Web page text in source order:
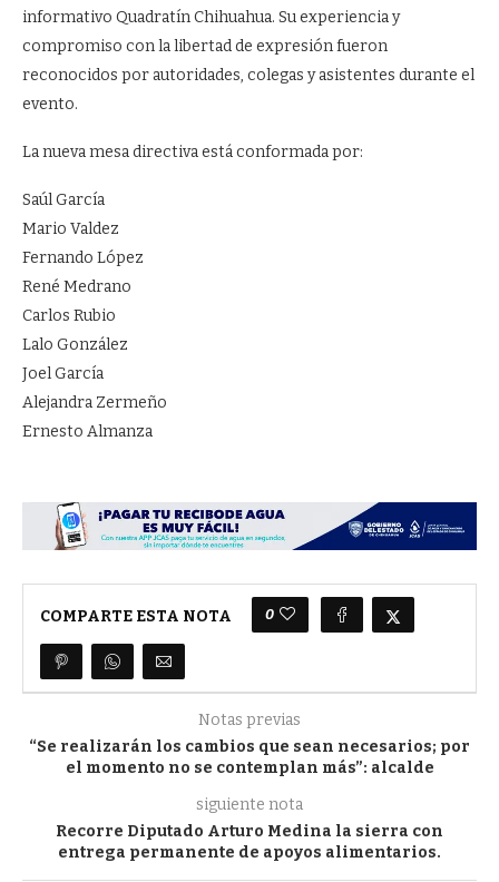
informativo Quadratín Chihuahua. Su experiencia y
compromiso con la libertad de expresión fueron
reconocidos por autoridades, colegas y asistentes durante el
evento.
La nueva mesa directiva está conformada por:
Saúl García
Mario Valdez
Fernando López
René Medrano
Carlos Rubio
Lalo González
Joel García
Alejandra Zermeño
Ernesto Almanza
COMPARTE ESTA NOTA 0
Notas previas
“Se realizarán los cambios que sean necesarios; por
el momento no se contemplan más”: alcalde
siguiente nota
Recorre Diputado Arturo Medina la sierra con
entrega permanente de apoyos alimentarios.